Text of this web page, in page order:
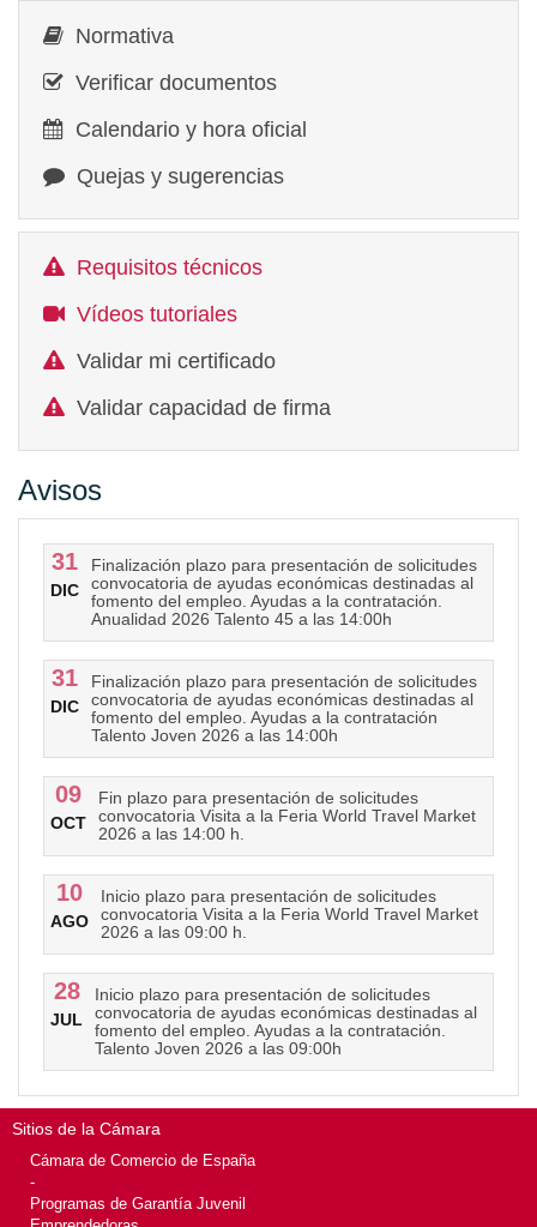
Normativa
Verificar documentos
Calendario y hora oficial
Quejas y sugerencias
Requisitos técnicos
Vídeos tutoriales
Validar mi certificado
Validar capacidad de firma
Avisos
31
DIC
Finalización plazo para presentación de solicitudes
convocatoria de ayudas económicas destinadas al
fomento del empleo. Ayudas a la contratación.
Anualidad 2026 Talento 45 a las 14:00h
31
DIC
Finalización plazo para presentación de solicitudes
convocatoria de ayudas económicas destinadas al
fomento del empleo. Ayudas a la contratación
Talento Joven 2026 a las 14:00h
09
OCT
Fin plazo para presentación de solicitudes
convocatoria Visita a la Feria World Travel Market
2026 a las 14:00 h.
10
AGO
Inicio plazo para presentación de solicitudes
convocatoria Visita a la Feria World Travel Market
2026 a las 09:00 h.
28
JUL
Inicio plazo para presentación de solicitudes
convocatoria de ayudas económicas destinadas al
fomento del empleo. Ayudas a la contratación.
Talento Joven 2026 a las 09:00h
Sitios de la Cámara
Cámara de Comercio de España
-
Programas de Garantía Juvenil